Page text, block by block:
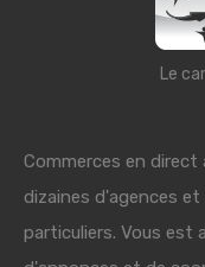
Le
Commerces en direct
dizaines d'agences et
particuliers. Vous est